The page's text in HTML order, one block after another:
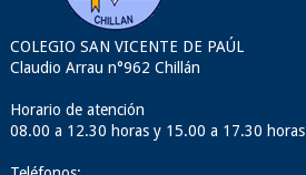
COLEGIO SAN VICENTE DE PAÚL
Claudio Arrau n°962 Chillán
Horario de atención
08.00 a 12.30 horas y 15.00 a 17.30 horas